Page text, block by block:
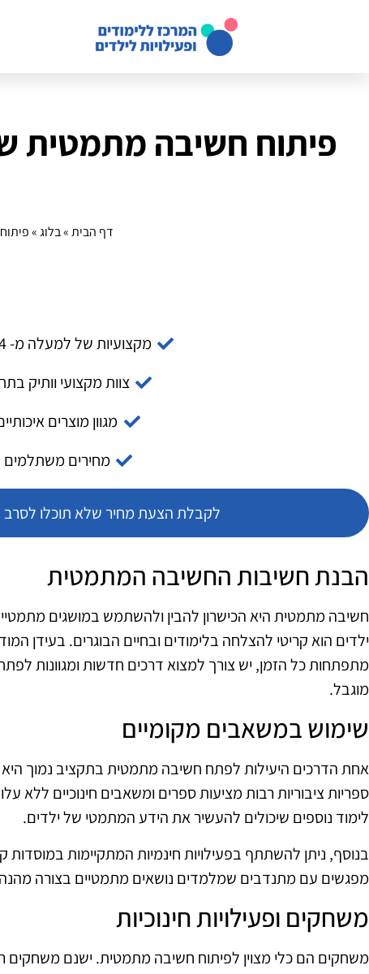
פיתוח חשיבה מתמטית
דף הבית»בלוג»
מקצועיות של למעלה מ- 14 שנה
צוות מקצועי וותיק
מגוון מוצרים
מחירים משתלמים
לקבלת הצעת מחיר שלא תוכלו לסרב
הבנת חשיבות החשיבה המתמטית
חשיבה מתמטית היא הכישרון להבין ולהשתמש במושגים
ילדים הוא קריטי להצלחה בלימודים ובחיים הבוגרים. בעידן
מתפתחות כל הזמן, יש צורך למצוא דרכים חדשות ומגוונות
מוגבל.
שימוש במשאבים מקומיים
אחת הדרכים היעילות לפתח חשיבה מתמטית בתקציב נמוך
ספריות ציבוריות רבות מציעות ספרים ומשאבים חינוכיים ללא
לימוד נוספים שיכולים להעשיר את הידע המתמטי של ילדים.
בנוסף, ניתן להשתתף בפעילויות חינמיות המתקיימות במוסדות
מפגשים עם מתנדבים שמלמדים נושאים מתמטיים בצורה
משחקים ופעילויות חינוכיות
משחקים הם כלי מצוין לפיתוח חשיבה מתמטית. ישנם משחקים